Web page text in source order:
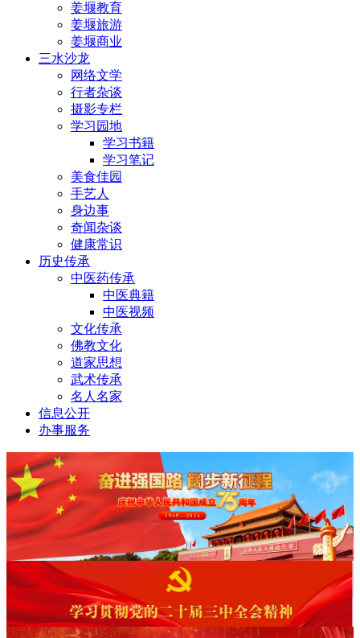
姜堰教育
姜堰旅游
姜堰商业
三水沙龙
网络文学
行者杂谈
摄影专栏
学习园地
学习书籍
学习笔记
美食佳园
手艺人
身边事
奇闻杂谈
健康常识
历史传承
中医药传承
中医典籍
中医视频
文化传承
佛教文化
道家思想
武术传承
名人名家
信息公开
办事服务